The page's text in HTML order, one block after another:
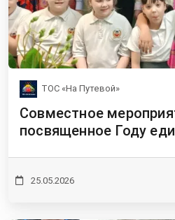
ТОС «На Путевой»
Совместное
посвященное Году
25.05.2026